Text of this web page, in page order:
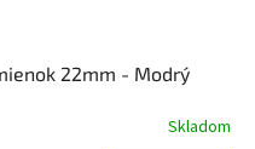
22mm - Modrý
Skladom